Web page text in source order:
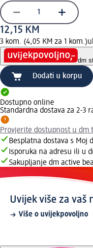
12,15 KM
3 kom. (4,05 KM za 1 kom.)
dm
Dodati u korpu
Dostupno online
Standardna dostava za 2-3
Provjerite dostupnost u dm
Besplatna dostava s Moj
Isporuka na adresu ili u
Sakupljanje dm active
Uvijek više za vaš
Više o uvijekpovoljno